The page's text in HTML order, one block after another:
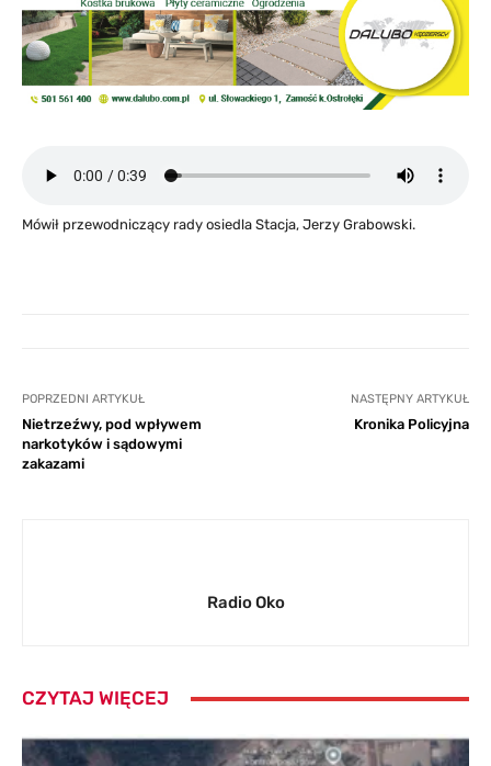
Mówił przewodniczący rady osiedla Stacja, Jerzy Grabowski.
POPRZEDNI ARTYKUŁ
Nietrzeźwy, pod wpływem
narkotyków i sądowymi
zakazami
NASTĘPNY ARTYKUŁ
Kronika Policyjna
Radio Oko
CZYTAJ WIĘCEJ